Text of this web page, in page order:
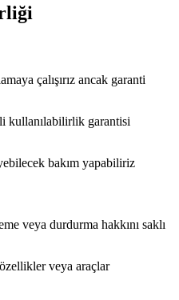
çalışırız ancak garanti
kullanılabilirlik garantisi
bakım yapabiliriz
veya durdurma hakkını saklı
veya araçlar